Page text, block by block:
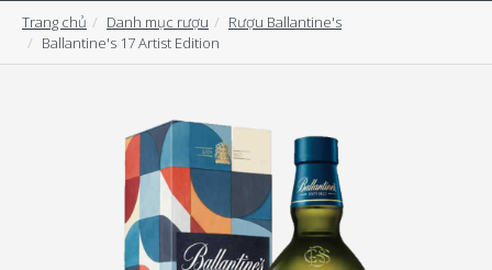
Trang chủ Danh mục rượu
Rượu Ballantine's
Ballantine's 17 Artist Edition